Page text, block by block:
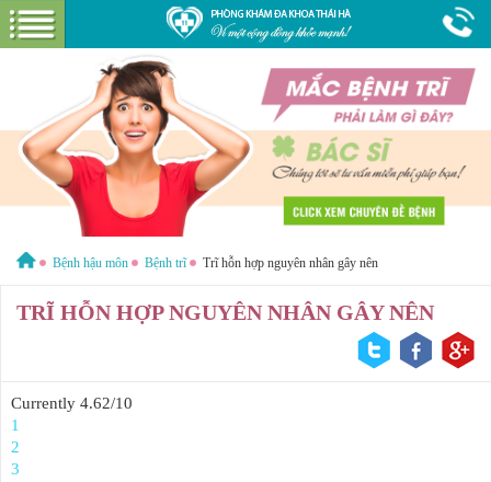
1800 6621Miễn phí tư vấn & cước gọi
GIỚI THIỆU
GIỚI THIỆU VỀ PHÒNG KHÁM
CƠ SỞ VẬT CHẤT
GÓI DỊCH VỤ
HƯỚNG DẪN VÀ CHI PHÍ
BỆNH HẬU MÔN
Bệnh hậu môn Bệnh trĩ Trĩ hỗn hợp nguyên nhân gây nên
TRĨ HỖN HỢP NGUYÊN NHÂN GÂY NÊN
Currently 4.62/10
1
2
3